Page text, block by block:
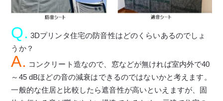
Q. 3Dプリンタ住宅の防音性はどのくらいあるのでしょ
うか？
A. コンクリート造なので、窓などが無ければ室内外で40
～45 dBほどの音の減衰はできるのではないかと考えます。
一般的な住居と比較したら遮音性が高いといえますが、固